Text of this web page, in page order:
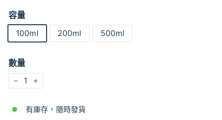
容量
100ml
200ml 500ml
數量
− +
有庫存，隨時發貨